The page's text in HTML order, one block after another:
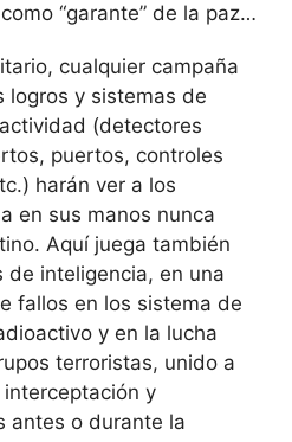
“garante” de la paz…
cualquier campaña
logros y sistemas de
(detectores
puertos, controles
harán ver a los
en sus manos nunca
Aquí juega también
de inteligencia, en una
fallos en los sistema de
y en la lucha
terroristas, unido a
y
antes o durante la